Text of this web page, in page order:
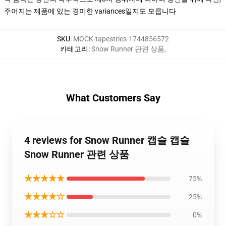
주어지는 제품에 있는 경미한 variances일지도 모릅니다
SKU: MOCK-tapestries-1744856572
카테고리:Snow Runner 관련 상품,
What Customers Say
4 reviews for Snow Runner 캡슐 캡슐
Snow Runner 관련 상품
★★★★★ 75%
★★★★☆ 25%
★★★☆☆ 0%